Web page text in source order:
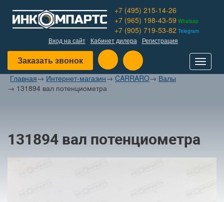
+7 (495) 215-14-26
+7 (965) 198-43-59 Whatsap
+7 (905) 719-53-82 Telegram
Вход на сайт Кабинет дилера Регистрация
Заказать звонок
Toggle
Главная→ Интернет-магазин→ CARRARO→ Валы
→ 131894 вал потенциометра
131894 вал потенциометра